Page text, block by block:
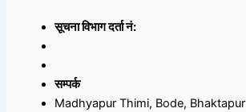
सूचना विभाग दर्ता नं:
सम्पर्क
Madhyapur Thimi, Bode, Bhaktapur